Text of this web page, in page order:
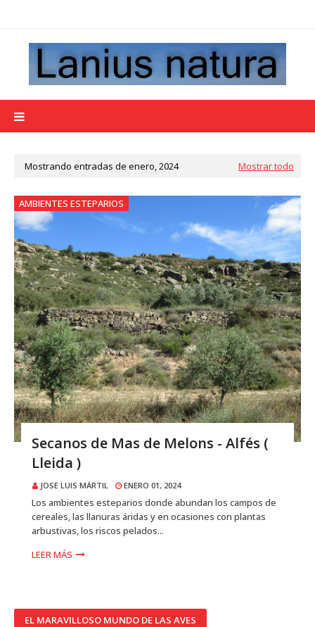
Mostrando entradas de enero, 2024 Mostrar todo
AMBIENTES ESTEPARIOS
Secanos de Mas de Melons - Alfés (
Lleida )
JOSE LUIS MÁRTIL ENERO 01, 2024
Los ambientes esteparios donde abundan los campos de
cereales, las llanuras áridas y en ocasiones con plantas
arbustivas, los riscos pelados...
LEER MÁS
EL MARAVILLOSO MUNDO DE LAS AVES